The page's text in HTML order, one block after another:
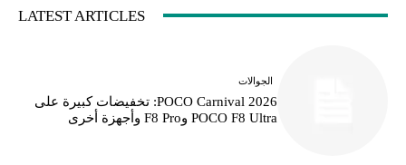
LATEST ARTICLES
الجوالات
POCO Carnival 2026: تخفيضات كبيرة على
POCO F8 Ultra وF8 Pro وأجهزة أخرى